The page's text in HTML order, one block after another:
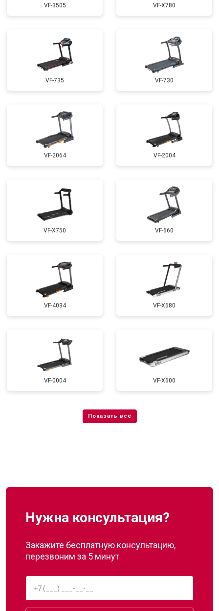
VF-3505 VF-X780
VF-735 VF-730
VF-2064 VF-2004
VF-X750 VF-660
VF-4034 VF-X680
VF-0004 VF-X600
Нужна консультация?
Закажите бесплатную консультацию,
перезвоним за 5 минут